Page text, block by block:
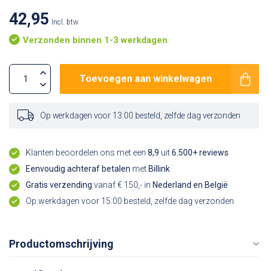
42,95 Incl. btw
Verzonden binnen 1-3 werkdagen
Toevoegen aan winkelwagen
Op werkdagen voor 13:00 besteld, zelfde dag verzonden
Klanten beoordelen ons met een 8,9 uit6.500+ reviews
Eenvoudig achteraf betalen met Billink
Gratis verzending vanaf € 150,- in Nederland en België
Op werkdagen voor 15:00 besteld, zelfde dag verzonden
Productomschrijving